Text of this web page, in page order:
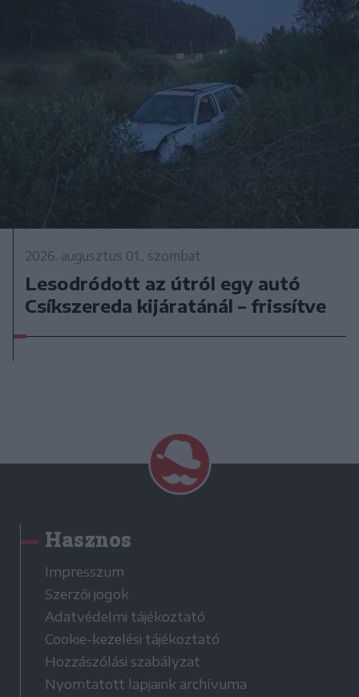
2026. augusztus 01., szombat
Lesodródott az útról egy autó
Csíkszereda kijáratánál – frissítve
Hasznos
Impresszum
Szerzői jogok
Adatvédelmi tájékoztató
Cookie-kezelési tájékoztató
Hozzászólási szabályzat
Nyomtatott lapjaink archívuma